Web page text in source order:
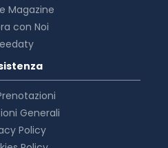
Magazine
con Noi
Generali
Policy